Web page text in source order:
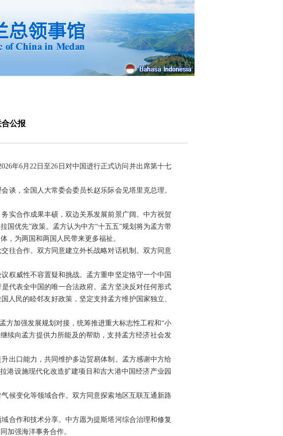
公报
年6月22日至26日对中国进行正式访问并出席第十七
谈，全国人大常委会委员长赵乐际会见塔里克总理。
实合作成果丰硕，双边关系发展前景广阔。中方祝贺
国优先”政策。孟方认为中方“十五五”规划将为孟方带
，为两国和两国人民带来更多福祉。
往合作。双方同意建立外长战略对话机制。双方同意
权威性不容置疑和挑战。孟方重申坚定恪守一个中国
代表全中国的唯一合法政府。孟方坚决反对任何形式
人民的睦邻友好政策，坚定支持孟方维护国家独立、
方加强发展规划对接，统筹推进重大标志性工程和“小
续向孟方提供力所能及的帮助，支持孟方经济社会发
出口能力，共同维护多边贸易体制。孟方感谢中方给
港设施现代化改造扩建项目和吉大港中国经济产业园
候变化等领域合作。双方同意探索地区互联互通新路
合作和技术分享。中方愿为提斯塔河综合治理和修复
加强海洋事务合作。